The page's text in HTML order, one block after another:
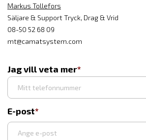
Markus Tollefors
Säljare & Support Tryck, Drag & Vrid
08-50 52 68 09
mt@camatsystem.com
Jag vill veta mer
E-post